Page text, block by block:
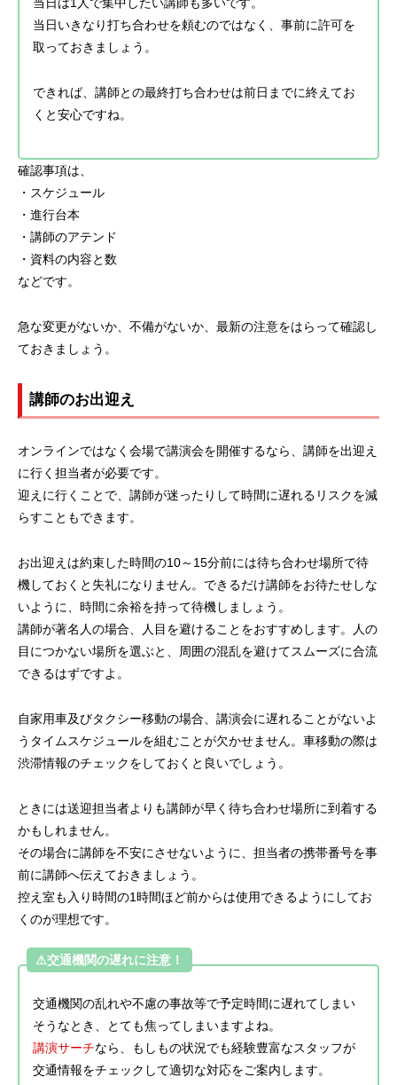
当日は1人で集中したい講師も多いです。
当日いきなり打ち合わせを頼むのではなく、事前に許可を
取っておきましょう。
できれば、講師との最終打ち合わせは前日までに終えてお
くと安心ですね。
確認事項は、
・スケジュール
・進行台本
・講師のアテンド
・資料の内容と数
などです。
急な変更がないか、不備がないか、最新の注意をはらって確認し
ておきましょう。
講師のお出迎え
オンラインではなく会場で講演会を開催するなら、講師を出迎え
に行く担当者が必要です。
迎えに行くことで、講師が迷ったりして時間に遅れるリスクを減
らすこともできます。
お出迎えは約束した時間の10～15分前には待ち合わせ場所で待
機しておくと失礼になりません。できるだけ講師をお待たせしな
いように、時間に余裕を持って待機しましょう。
講師が著名人の場合、人目を避けることをおすすめします。人の
目につかない場所を選ぶと、周囲の混乱を避けてスムーズに合流
できるはずですよ。
自家用車及びタクシー移動の場合、講演会に遅れることがないよ
うタイムスケジュールを組むことが欠かせません。車移動の際は
渋滞情報のチェックをしておくと良いでしょう。
ときには送迎担当者よりも講師が早く待ち合わせ場所に到着する
かもしれません。
その場合に講師を不安にさせないように、担当者の携帯番号を事
前に講師へ伝えておきましょう。
控え室も入り時間の1時間ほど前からは使用できるようにしてお
くのが理想です。
⚠交通機関の遅れに注意！
交通機関の乱れや不慮の事故等で予定時間に遅れてしまい
そうなとき、とても焦ってしまいますよね。
講演サーチなら、もしもの状況でも経験豊富なスタッフが
交通情報をチェックして適切な対応をご案内します。